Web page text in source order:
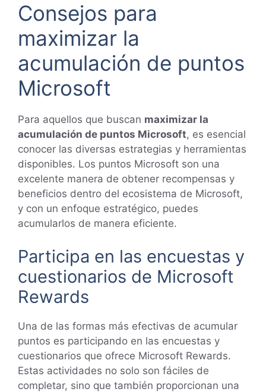
Consejos para
maximizar la
acumulación de puntos
Microsoft
Para aquellos que buscan maximizar la
acumulación de puntos Microsoft, es esencial
conocer las diversas estrategias y herramientas
disponibles. Los puntos Microsoft son una
excelente manera de obtener recompensas y
beneficios dentro del ecosistema de Microsoft,
y con un enfoque estratégico, puedes
acumularlos de manera eficiente.
Participa en las encuestas y
cuestionarios de Microsoft
Rewards
Una de las formas más efectivas de acumular
puntos es participando en las encuestas y
cuestionarios que ofrece Microsoft Rewards.
Estas actividades no solo son fáciles de
completar, sino que también proporcionan una